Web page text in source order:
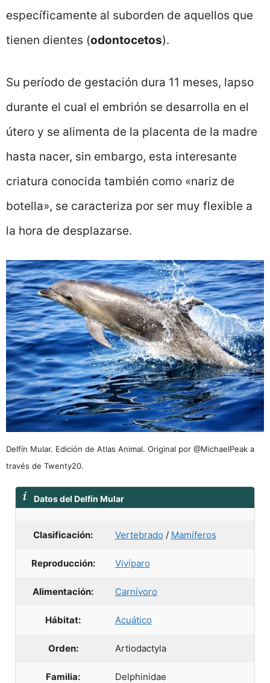
específicamente al suborden de aquellos que
tienen dientes (odontocetos).
Su período de gestación dura 11 meses, lapso
durante el cual el embrión se desarrolla en el
útero y se alimenta de la placenta de la madre
hasta nacer, sin embargo, esta interesante
criatura conocida también como «nariz de
botella», se caracteriza por ser muy flexible a
la hora de desplazarse.
Delfín Mular. Edición de Atlas Animal. Original por @MichaelPeak a
través de Twenty20.
Datos del Delfín Mular
Clasificación: Vertebrado / Mamíferos
Reproducción: Vivíparo
Alimentación: Carnívoro
Hábitat: Acuático
Orden: Artiodactyla
Familia: Delphinidae